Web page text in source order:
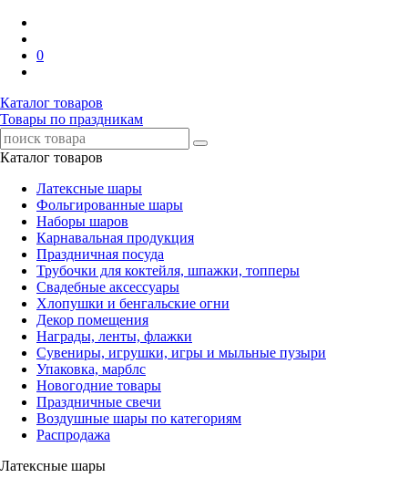
0
Каталог товаров
Товары по праздникам
Каталог товаров
Латексные шары
Фольгированные шары
Наборы шаров
Карнавальная продукция
Праздничная посуда
Трубочки для коктейля, шпажки, топперы
Свадебные аксессуары
Хлопушки и бенгальские огни
Декор помещения
Награды, ленты, флажки
Сувениры, игрушки, игры и мыльные пузыри
Упаковка, марблс
Новогодние товары
Праздничные свечи
Воздушные шары по категориям
Распродажа
Латексные шары